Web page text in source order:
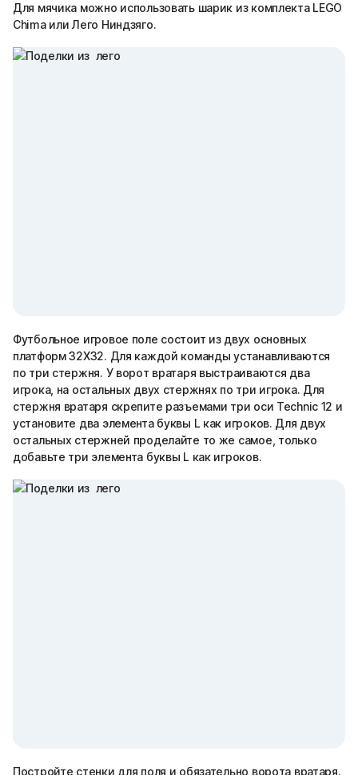
Для мячика можно использовать шарик из комплекта LEGO
Chima или Лего Ниндзяго.
Футбольное игровое поле состоит из двух основных
платформ 32Х32. Для каждой команды устанавливаются
по три стержня. У ворот вратаря выстраиваются два
игрока, на остальных двух стержнях по три игрока. Для
стержня вратаря скрепите разъемами три оси Technic 12 и
установите два элемента буквы L как игроков. Для двух
остальных стержней проделайте то же самое, только
добавьте три элемента буквы L как игроков.
Постройте стенки для поля и обязательно ворота вратаря.